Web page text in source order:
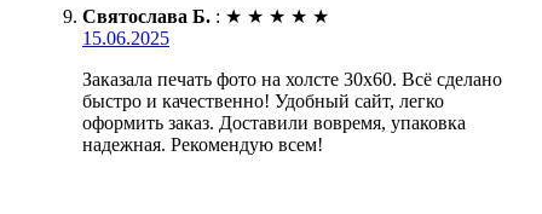
Святослава Б. : ★ ★ ★ ★ ★
15.06.2025
Заказала печать фото на холсте 30х60. Всё сделано
быстро и качественно! Удобный сайт, легко
оформить заказ. Доставили вовремя, упаковка
надежная. Рекомендую всем!